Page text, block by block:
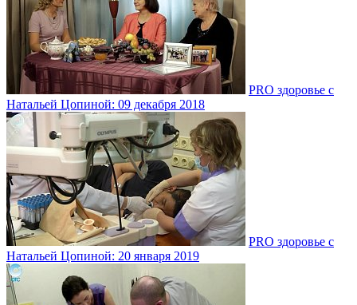
PRO здоровье с
Натальей Цопиной: 09 декабря 2018
PRO здоровье с
Натальей Цопиной: 20 января 2019